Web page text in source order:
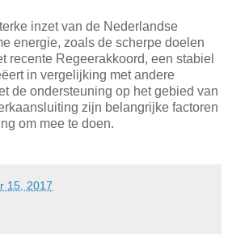
inzet van de Nederlandse
energie, zoals de scherpe doelen
recente Regeerakkoord, een stabiel
in vergelijking met andere
de ondersteuning op het gebied van
zijn belangrijke factoren
om mee te doen.
15, 2017